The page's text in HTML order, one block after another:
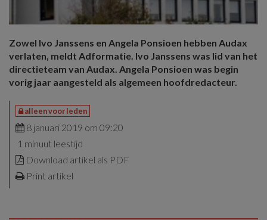
Zowel Ivo Janssens en Angela Ponsioen hebben Audax
verlaten, meldt Adformatie. Ivo Janssens was lid van het
directieteam van Audax. Angela Ponsioen was begin
vorig jaar aangesteld als algemeen hoofdredacteur.
alleen voor leden
8 januari 2019 om 09:20
1 minuut leestijd
Download artikel als PDF
Print artikel